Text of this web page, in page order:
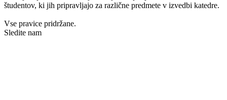
študentov, ki jih pripravljajo za različne predmete v izvedbi katedre.
Vse pravice pridržane.
Sledite nam